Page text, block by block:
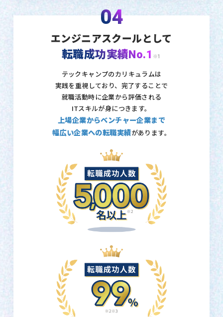
04
エンジニアスクールとして
転職成功実績No.1 ※1
テックキャンプのカリキュラムは
実践を重視しており、 完了することで
就職活動時に企業から評価される
ITスキルが身につきます。
上場企業からベンチャー企業まで
幅広い企業への転職実績があります。